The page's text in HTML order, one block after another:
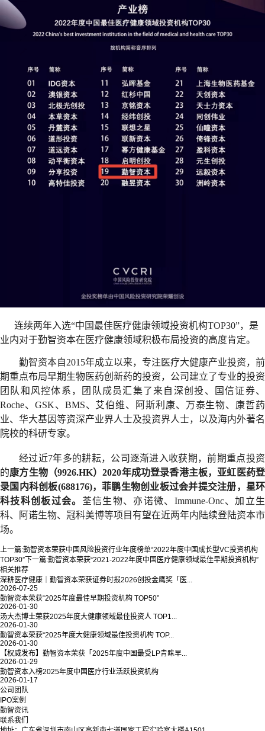
连续两年入选“中国最佳医疗健康领域投资机构TOP30”，是
业内对于勤智资本在医疗健康领域积极布局投资的高度肯定。
勤智资本自2015年成立以来，专注医疗大健康产业投资，前
期重点布局早期生物医药创新药的投资，公司建立了专业的投资
团队和风控体系，团队成员汇集了来自深创投、国信证券、
Roche、GSK、BMS、艾伯维、阿斯利康、万泰生物、康哲药
业、华大基因等资深产业界人士及投资界人士，以及海内外著名
院校的科研专家。
经过近7年多的耕耘，公司逐渐进入收获期，前期重点投资
的康方生物（9926.HK）2020年成功登录香港主板，亚虹医药登
录国内科创板(688176)，菲鹏生物创业板过会并提交注册，星环
科技科创板过会。 荃信生物、亦诺微、Immune-Onc、加立生
科、阿诺生物、冠科美博等项目有望在近两年内陆续登陆资本市
场。
上一篇:勤智资本荣获中国风险投资行业年度榜单“2022年度中国成长型VC投资机构
TOP30”下一篇:勤智资本荣获“2021-2022年度中国医疗健康领域最佳早期投资机构”
相关推荐
深耕医疗健康｜勤智资本荣获证券时报2026创投金鹰奖「医...
2026-07-25
勤智资本荣获“2025年度最佳早期投资机构 TOP50”
2026-01-30
汤大杰博士荣获2025年度大健康领域最佳投资人 TOP1...
2026-01-30
勤智资本荣获“2025年度大健康领域最佳投资机构 TOP...
2026-01-30
【权威发布】勤智资本荣获「2025年度中国最受LP青睐早...
2026-01-29
勤智资本入榜2025年度中国医疗行业活跃投资机构
2026-01-17
公司团队
IPO案例
勤智资讯
联系我们